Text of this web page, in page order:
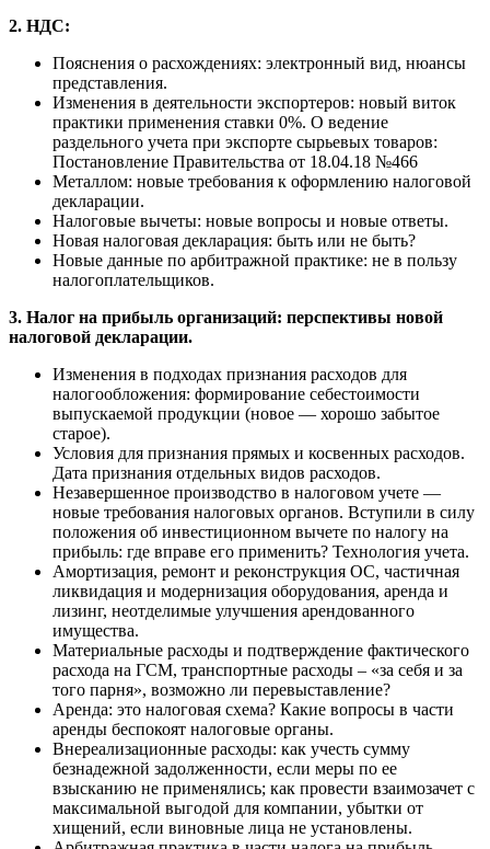
2. НДС:
Пояснения о расхождениях: электронный вид, нюансы
представления.
Изменения в деятельности экспортеров: новый виток
практики применения ставки 0%. О ведение
раздельного учета при экспорте сырьевых товаров:
Постановление Правительства от 18.04.18 №466
Металлом: новые требования к оформлению налоговой
декларации.
Налоговые вычеты: новые вопросы и новые ответы.
Новая налоговая декларация: быть или не быть?
Новые данные по арбитражной практике: не в пользу
налогоплательщиков.
3. Налог на прибыль организаций: перспективы новой
налоговой декларации.
Изменения в подходах признания расходов для
налогообложения: формирование себестоимости
выпускаемой продукции (новое — хорошо забытое
старое).
Условия для признания прямых и косвенных расходов.
Дата признания отдельных видов расходов.
Незавершенное производство в налоговом учете —
новые требования налоговых органов. Вступили в силу
положения об инвестиционном вычете по налогу на
прибыль: где вправе его применить? Технология учета.
Амортизация, ремонт и реконструкция ОС, частичная
ликвидация и модернизация оборудования, аренда и
лизинг, неотделимые улучшения арендованного
имущества.
Материальные расходы и подтверждение фактического
расхода на ГСМ, транспортные расходы – «за себя и за
того парня», возможно ли перевыставление?
Аренда: это налоговая схема? Какие вопросы в части
аренды беспокоят налоговые органы.
Внереализационные расходы: как учесть сумму
безнадежной задолженности, если меры по ее
взысканию не применялись; как провести взаимозачет с
максимальной выгодой для компании, убытки от
хищений, если виновные лица не установлены.